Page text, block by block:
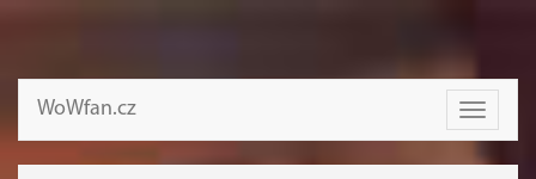
Toggle
WoWfan.cz